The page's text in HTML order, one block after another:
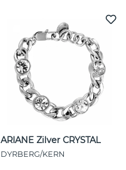
ARIANE Zilver CRYSTAL
DYRBERG/KERN